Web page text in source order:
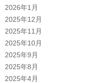
2026年1月
2025年12月
2025年11月
2025年10月
2025年9月
2025年8月
2025年4月